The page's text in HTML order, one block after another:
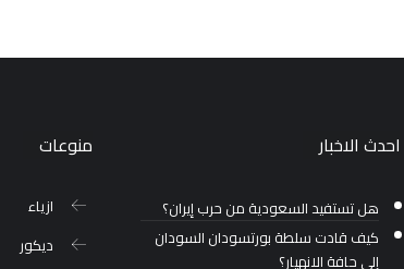
احدث الاخبار
هل تستفيد السعودية من حرب إيران؟
كيف قادت سلطة بورتسودان السودان
إلى حافة الانهيار؟
منوعات
ازياء
ديكور